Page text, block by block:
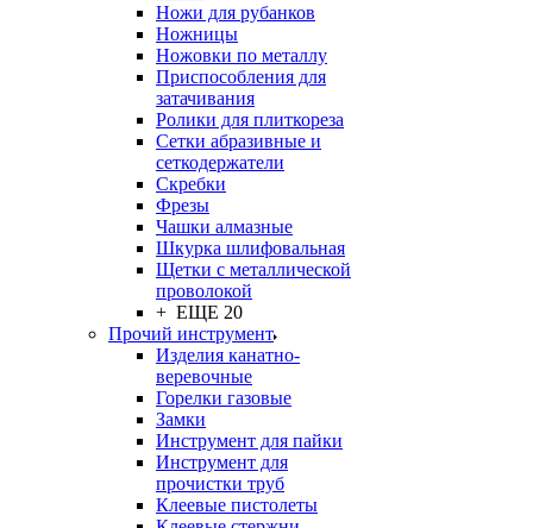
Ножи для рубанков
Ножницы
Ножовки по металлу
Приспособления для
затачивания
Ролики для плиткореза
Сетки абразивные и
сеткодержатели
Скребки
Фрезы
Чашки алмазные
Шкурка шлифовальная
Щетки с металлической
проволокой
+ ЕЩЕ 20
Прочий инструмент
Изделия канатно-
веревочные
Горелки газовые
Замки
Инструмент для пайки
Инструмент для
прочистки труб
Клеевые пистолеты